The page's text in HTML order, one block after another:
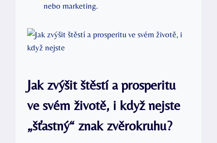
nebo marketing.
Jak zvýšit štěstí ⁣a⁢ prosperitu
ve ‌svém životě, i když nejste
„šťastný“⁣ znak​ zvěrokruhu?